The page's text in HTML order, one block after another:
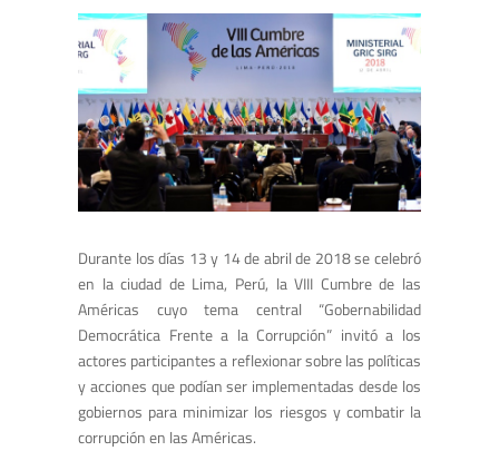
Durante los días 13 y 14 de abril de 2018 se celebró
en la ciudad de Lima, Perú, la VIII Cumbre de las
Américas cuyo tema central “Gobernabilidad
Democrática Frente a la Corrupción” invitó a los
actores participantes a reflexionar sobre las políticas
y acciones que podían ser implementadas desde los
gobiernos para minimizar los riesgos y combatir la
corrupción en las Américas.